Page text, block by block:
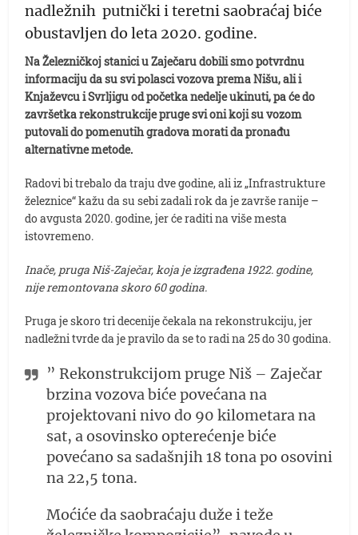
nadležnih putnički i teretni saobraćaj biće
obustavljen do leta 2020. godine.
Na Železničkoj stanici u Zaječaru dobili smo potvrdnu
informaciju da su svi polasci vozova prema Nišu, ali i
Knjaževcu i Svrljigu od početka nedelje ukinuti, pa će do
završetka rekonstrukcije pruge svi oni koji su vozom
putovali do pomenutih gradova morati da pronađu
alternativne metode.
Radovi bi trebalo da traju dve godine, ali iz „Infrastrukture
železnice“ kažu da su sebi zadali rok da je završe ranije –
do avgusta 2020. godine, jer će raditi na više mesta
istovremeno.
Inače, pruga Niš-Zaječar, koja je izgrađena 1922. godine,
nije remontovana skoro 60 godina.
Pruga je skoro tri decenije čekala na rekonstrukciju, jer
nadležni tvrde da je pravilo da se to radi na 25 do 30 godina.
” Rekonstrukcijom pruge Niš – Zaječar
brzina vozova biće povećana na
projektovani nivo do 90 kilometara na
sat, a osovinsko opterećenje biće
povećano sa sadašnjih 18 tona po osovini
na 22,5 tona.
Moćiće da saobraćaju duže i teže